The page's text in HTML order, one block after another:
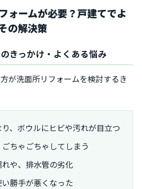
ォームが必要？戸建てでよ
の解決策
きっかけ・よくある悩み
が洗面所リフォームを検討するき
、ボウルにヒビや汚れが目立つ
ちゃごちゃしてしまう
や、排水管の劣化
勝手が悪くなった